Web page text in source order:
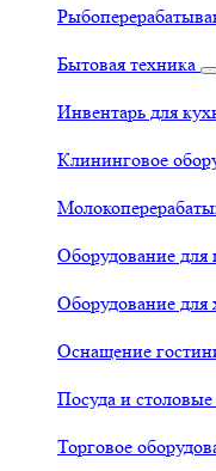
Бытовая техника
Инвентарь для
Клининговое
Оборудование для
Оборудование для
Оснащение
Посуда и
Торговое